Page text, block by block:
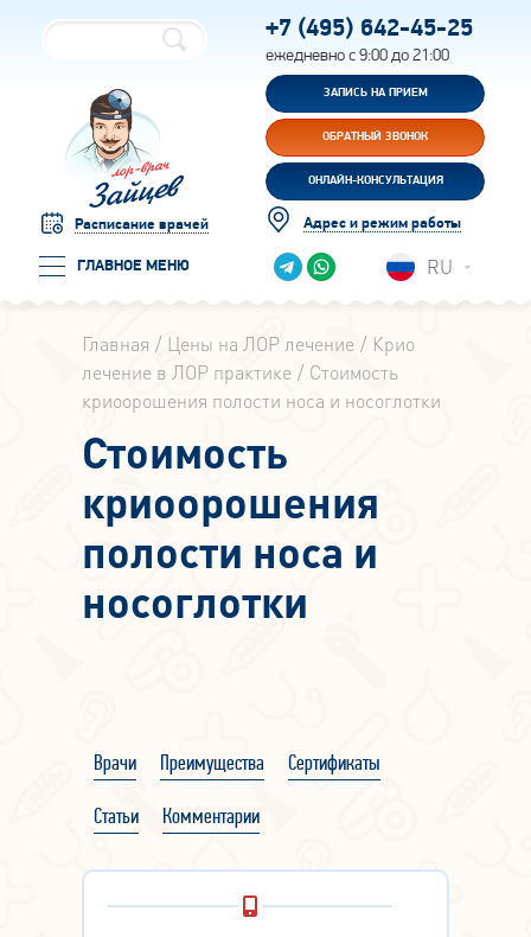
Расписание врачей
ГЛАВНОЕ МЕНЮ
+7 (495) 642-45-25
ежедневно с 9:00 до 21:00
ЗАПИСЬ НА ПРИЕМ
ОБРАТНЫЙ ЗВОНОК
ОНЛАЙН-КОНСУЛЬТАЦИЯ
Адрес и режим работы
RU
Главная Цены на ЛОР лечение
Крио
лечение в ЛОР практике
Стоимость
криоорошения полости носа и носоглотки
Стоимость
криоорошения
полости носа и
носоглотки
Врачи Преимущества Сертификаты
Статьи Комментарии